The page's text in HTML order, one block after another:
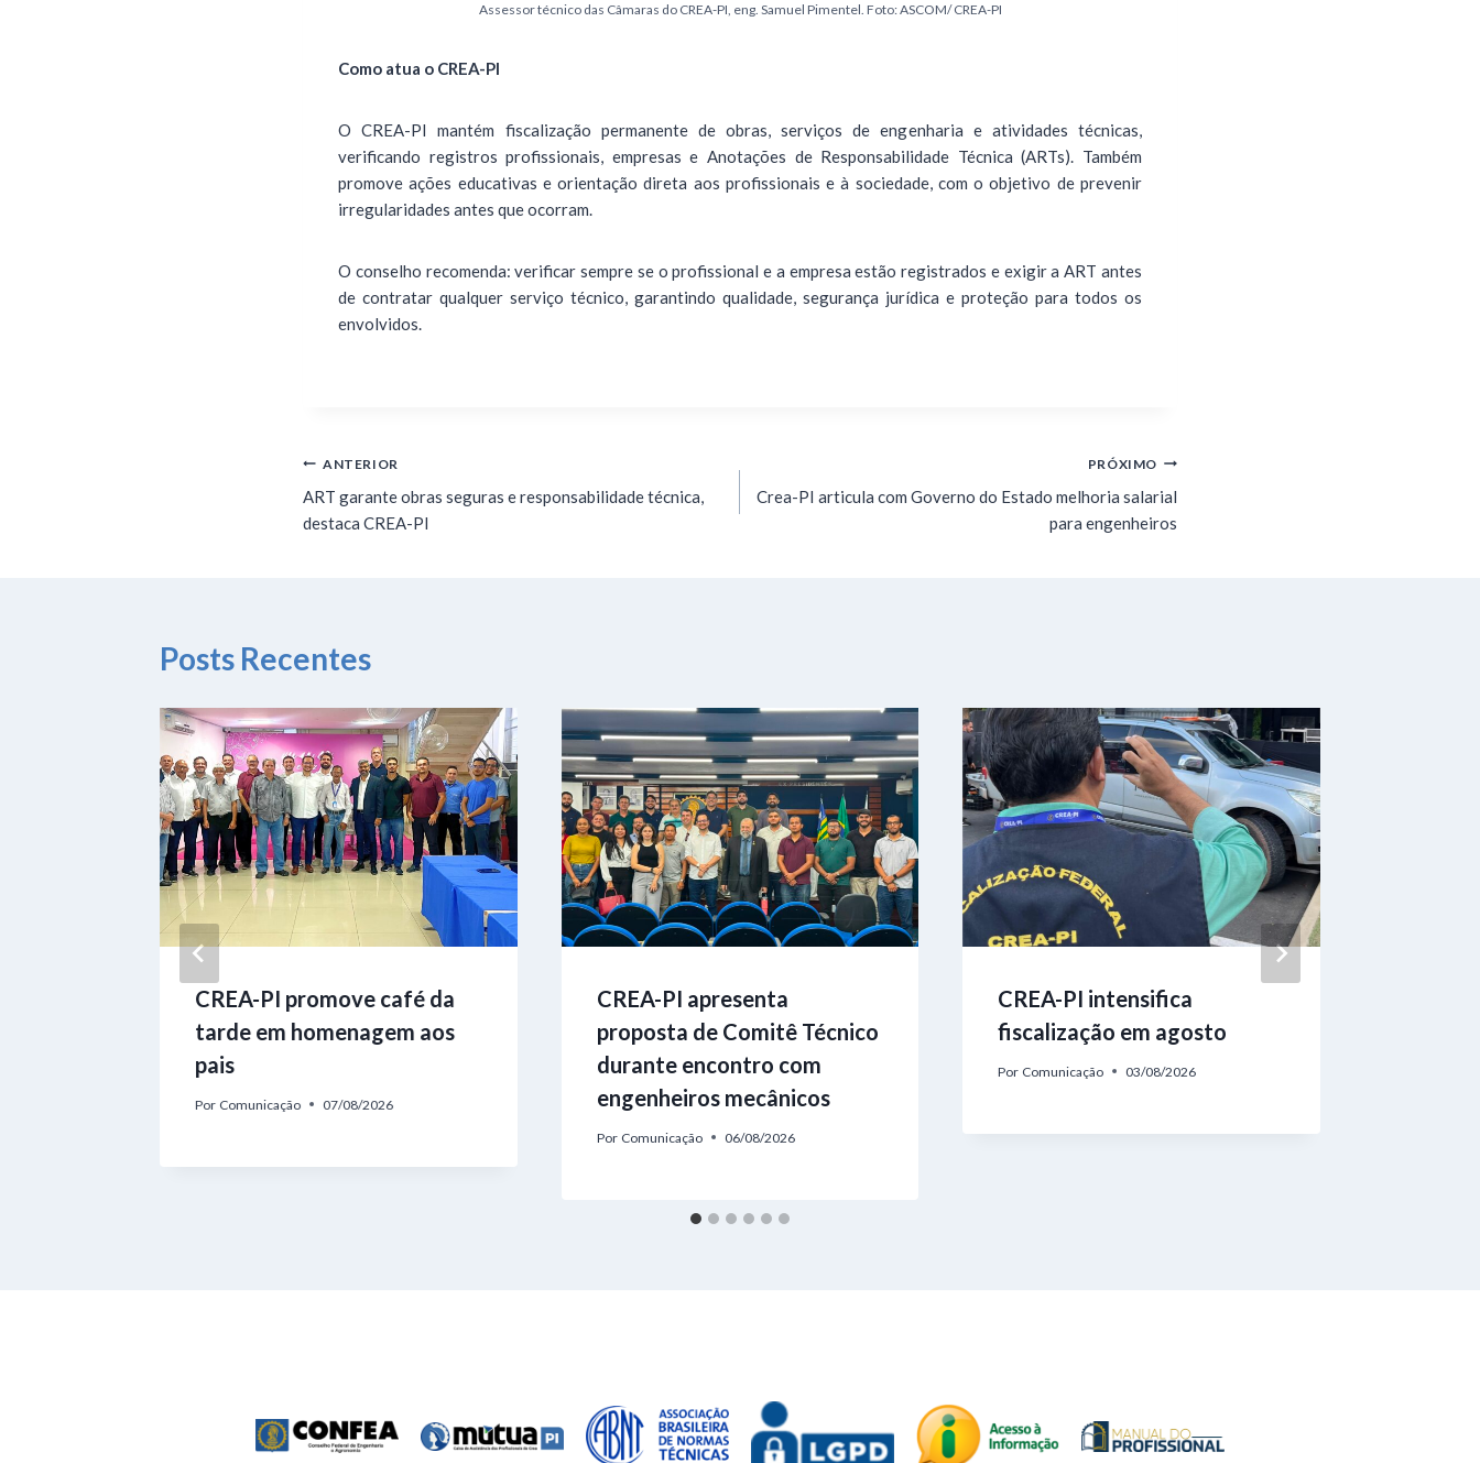
Assessor técnico das Câmaras do CREA-PI, eng. Samuel Pimentel. Foto: ASCOM/ CREA-PI
Como atua o CREA-PI
O CREA-PI mantém fiscalização permanente de obras, serviços de engenharia e atividades técnicas,
verificando registros profissionais, empresas e Anotações de Responsabilidade Técnica (ARTs). Também
promove ações educativas e orientação direta aos profissionais e à sociedade, com o objetivo de prevenir
irregularidades antes que ocorram.
O conselho recomenda: verificar sempre se o profissional e a empresa estão registrados e exigir a ART antes
de contratar qualquer serviço técnico, garantindo qualidade, segurança jurídica e proteção para todos os
envolvidos.
ANTERIOR
ART garante obras seguras e responsabilidade técnica,
destaca CREA-PI
PRÓXIMO
Crea-PI articula com Governo do Estado melhoria salarial
para engenheiros
Posts Recentes
CREA-PI promove café da
tarde em homenagem aos
pais
Por Comunicação 07/08/2026
CREA-PI apresenta
proposta de Comitê Técnico
durante encontro com
engenheiros mecânicos
Por Comunicação 06/08/2026
CREA-PI intensifica
fiscalização em agosto
Por Comunicação 03/08/2026